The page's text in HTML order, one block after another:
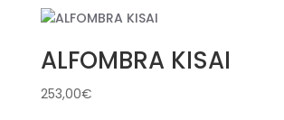
ALFOMBRA KISAI
253,00€